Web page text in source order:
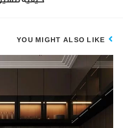
YOU MIGHT ALSO LIKE